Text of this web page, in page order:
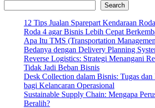
Search
12 Tips Jualan Sparepart Kendaraan
Roda 4 agar Bisnis Lebih Cepat
Apa Itu TMS (Transportation
Bedanya dengan Delivery Planning
Reverse Logistics: Strategi Menangani
Tidak Jadi Beban Bisnis
Desk Collection dalam Bisnis: Tugas dan
bagi Kelancaran Operasional
Sustainable Supply Chain: Mengapa
Beralih?